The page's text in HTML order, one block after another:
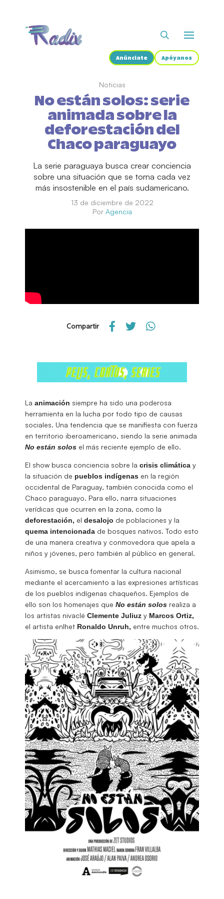
Anúnciate Apóyanos
Noticias
No están solos: serie
animada sobre la
deforestación del
Chaco paraguayo
La serie paraguaya busca crear conciencia
sobre una situación que se torna cada vez
más insostenible en el país sudamericano.
13 de diciembre de 2022
Por Agencia
Compartir
La animación siempre ha sido una poderosa
herramienta en la lucha por todo tipo de causas
sociales. Una tendencia que se manifiesta con fuerza
en territorio iberoamericano, siendo la serie animada
No están solos el más reciente ejemplo de ello.
El show busca conciencia sobre la crisis climática y
la situación de pueblos indígenas en la región
occidental de Paraguay, también conocida como el
Chaco paraguayo. Para ello, narra situaciones
verídicas que ocurren en la zona, como la
deforestación, el desalojo de poblaciones y la
quema intencionada de bosques nativos. Todo esto
de una manera creativa y conmovedora que apela a
niños y jóvenes, pero también al público en general.
Asimismo, se busca fomentar la cultura nacional
mediante el acercamiento a las expresiones artísticas
de los pueblos indígenas chaqueños. Ejemplos de
ello son los homenajes que No están solos realiza a
los artistas nivaclé Clemente Juliuz y Marcos Ortiz,
el artista enlhet Ronaldo Unruh, entre muchos otros.